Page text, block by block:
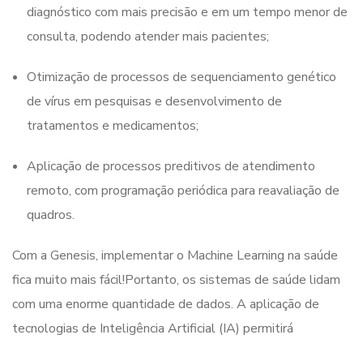
diagnóstico com mais precisão e em um tempo menor de
consulta, podendo atender mais pacientes;
Otimização de processos de sequenciamento genético
de vírus em pesquisas e desenvolvimento de
tratamentos e medicamentos;
Aplicação de processos preditivos de atendimento
remoto, com programação periódica para reavaliação de
quadros.
Com a Genesis, implementar o Machine Learning na saúde
fica muito mais fácil!Portanto, os sistemas de saúde lidam
com uma enorme quantidade de dados. A aplicação de
tecnologias de Inteligência Artificial (IA) permitirá